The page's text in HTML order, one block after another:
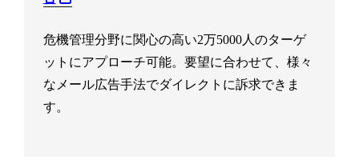
危機管理分野に関心の高い2万5000人のターゲ
ットにアプローチ可能。要望に合わせて、様々
なメール広告手法でダイレクトに訴求できま
す。